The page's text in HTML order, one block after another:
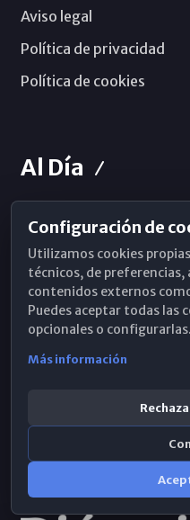
Aviso legal
Política de privacidad
Política de cookies
Al Día
Horarios de Misa
Hemeroteca
WhatsApp
Configuración de
Utilizamos cookies
técnicos, de
contenidos externos
Puedes aceptar todas las
opcionales o configurarlas.
Más información